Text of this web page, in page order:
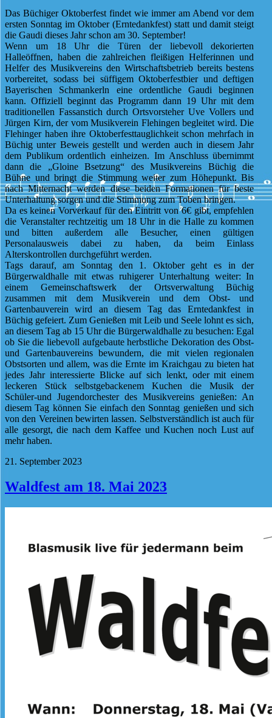
Das Büchiger Oktoberfest findet wie immer am Abend vor dem
ersten Sonntag im Oktober (Erntedankfest) statt und damit steigt
die Gaudi dieses Jahr schon am 30. September!
Wenn um 18 Uhr die Türen der liebevoll dekorierten
Halleöffnen, haben die zahlreichen fleißigen Helferinnen und
Helfer des Musikvereins den Wirtschaftsbetrieb bereits bestens
vorbereitet, sodass bei süffigem Oktoberfestbier und deftigen
Bayerischen Schmankerln eine ordentliche Gaudi beginnen
kann. Offiziell beginnt das Programm dann 19 Uhr mit dem
traditionellen Fassanstich durch Ortsvorsteher Uve Vollers und
Jürgen Kirn, der vom Musikverein Flehingen begleitet wird. Die
Flehinger haben ihre Oktoberfesttauglichkeit schon mehrfach in
Büchig unter Beweis gestellt und werden auch in diesem Jahr
dem Publikum ordentlich einheizen. Im Anschluss übernimmt
dann die „Gloine Bsetzung“ des Musikvereins Büchig die
Bühne und bringt die Stimmung weiter zum Höhepunkt. Bis
nach Mitternacht werden diese beiden Formationen für beste
Unterhaltung sorgen und die Stimmung zum Toben bringen.
Da es keinen Vorverkauf für den Eintritt von 6€ gibt, empfehlen
die Veranstalter rechtzeitig um 18 Uhr in die Halle zu kommen
und bitten außerdem alle Besucher, einen gültigen
Personalausweis dabei zu haben, da beim Einlass
Alterskontrollen durchgeführt werden.
Tags darauf, am Sonntag den 1. Oktober geht es in der
Bürgerwaldhalle mit etwas ruhigerer Unterhaltung weiter: In
einem Gemeinschaftswerk der Ortsverwaltung Büchig
zusammen mit dem Musikverein und dem Obst- und
Gartenbauverein wird an diesem Tag das Erntedankfest in
Büchig gefeiert. Zum Genießen mit Leib und Seele lohnt es sich,
an diesem Tag ab 15 Uhr die Bürgerwaldhalle zu besuchen: Egal
ob Sie die liebevoll aufgebaute herbstliche Dekoration des Obst-
und Gartenbauvereins bewundern, die mit vielen regionalen
Obstsorten und allem, was die Ernte im Kraichgau zu bieten hat
jedes Jahr interessierte Blicke auf sich lenkt, oder mit einem
leckeren Stück selbstgebackenem Kuchen die Musik der
Schüler-und Jugendorchester des Musikvereins genießen: An
diesem Tag können Sie einfach den Sonntag genießen und sich
von den Vereinen bewirten lassen. Selbstverständlich ist auch für
alle gesorgt, die nach dem Kaffee und Kuchen noch Lust auf
mehr haben.
21. September 2023
Waldfest am 18. Mai 2023